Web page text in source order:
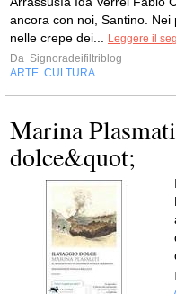
ancora con noi, Santino.
nelle crepe dei...
Leggere il
Da Signoradeifiltriblog
ARTE CULTURA
Marina
dolce&quot;